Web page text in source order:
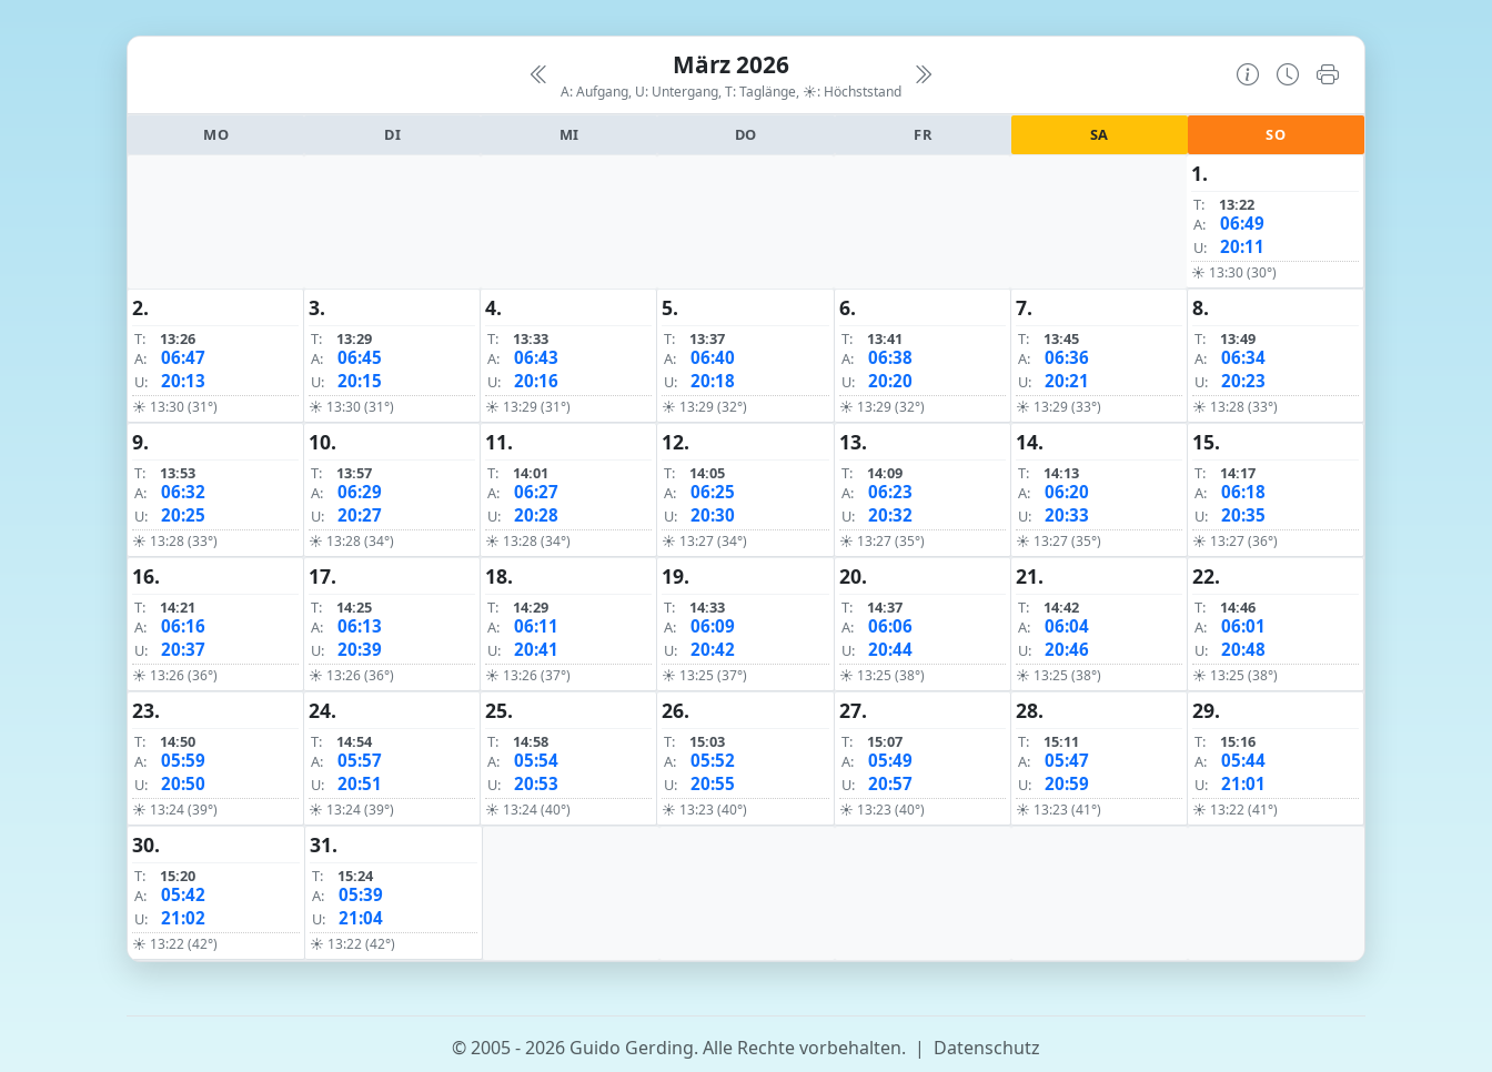
März 2026
A: Aufgang, U: Untergang, T: Taglänge, ☀: Höchststand
MO DI MI DO FR SA SO
1.
T:
13:22
A:
06:49
U: 20:11
☀ 13:30 (30°)
2.
T:
13:26
A:
06:47
U: 20:13
☀ 13:30 (31°)
3.
T:
13:29
A:
06:45
U: 20:15
☀ 13:30 (31°)
4.
T:
13:33
A:
06:43
U: 20:16
☀ 13:29 (31°)
5.
T:
13:37
A:
06:40
U: 20:18
☀ 13:29 (32°)
6.
T:
13:41
A:
06:38
U: 20:20
☀ 13:29 (32°)
7.
T:
13:45
A:
06:36
U: 20:21
☀ 13:29 (33°)
8.
T:
13:49
A:
06:34
U: 20:23
☀ 13:28 (33°)
9.
T:
13:53
A:
06:32
U: 20:25
☀ 13:28 (33°)
10.
T:
13:57
A:
06:29
U: 20:27
☀ 13:28 (34°)
11.
T:
14:01
A:
06:27
U: 20:28
☀ 13:28 (34°)
12.
T:
14:05
A:
06:25
U: 20:30
☀ 13:27 (34°)
13.
T:
14:09
A:
06:23
U: 20:32
☀ 13:27 (35°)
14.
T:
14:13
A:
06:20
U: 20:33
☀ 13:27 (35°)
15.
T:
14:17
A:
06:18
U: 20:35
☀ 13:27 (36°)
16.
T:
14:21
A:
06:16
U: 20:37
☀ 13:26 (36°)
17.
T:
14:25
A:
06:13
U: 20:39
☀ 13:26 (36°)
18.
T:
14:29
A:
06:11
U: 20:41
☀ 13:26 (37°)
19.
T:
14:33
A:
06:09
U: 20:42
☀ 13:25 (37°)
20.
T:
14:37
A:
06:06
U: 20:44
☀ 13:25 (38°)
21.
T:
14:42
A:
06:04
U: 20:46
☀ 13:25 (38°)
22.
T:
14:46
A:
06:01
U: 20:48
☀ 13:25 (38°)
23.
T:
14:50
A:
05:59
U: 20:50
☀ 13:24 (39°)
24.
T:
14:54
A:
05:57
U: 20:51
☀ 13:24 (39°)
25.
T:
14:58
A:
05:54
U: 20:53
☀ 13:24 (40°)
26.
T:
15:03
A:
05:52
U: 20:55
☀ 13:23 (40°)
27.
T:
15:07
A:
05:49
U: 20:57
☀ 13:23 (40°)
28.
T:
15:11
A:
05:47
U: 20:59
☀ 13:23 (41°)
29.
T:
15:16
A:
05:44
U: 21:01
☀ 13:22 (41°)
30.
T:
15:20
A:
05:42
U: 21:02
☀ 13:22 (42°)
31.
T:
15:24
A:
05:39
U: 21:04
☀ 13:22 (42°)
© 2005 - 2026 Guido Gerding. Alle Rechte vorbehalten. | Datenschutz